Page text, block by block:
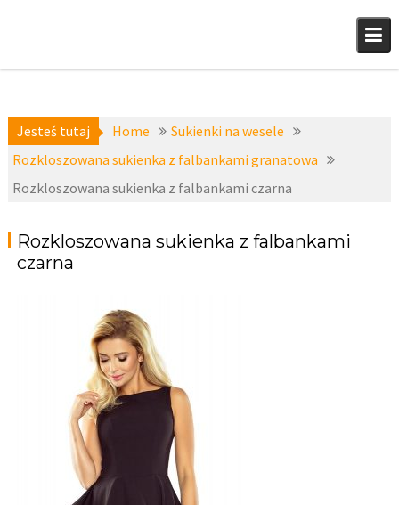
Jesteś tutaj Home
Sukienki na wesele
Rozkloszowana sukienka z falbankami granatowa
Rozkloszowana sukienka z falbankami czarna
Rozkloszowana sukienka z falbankami
czarna